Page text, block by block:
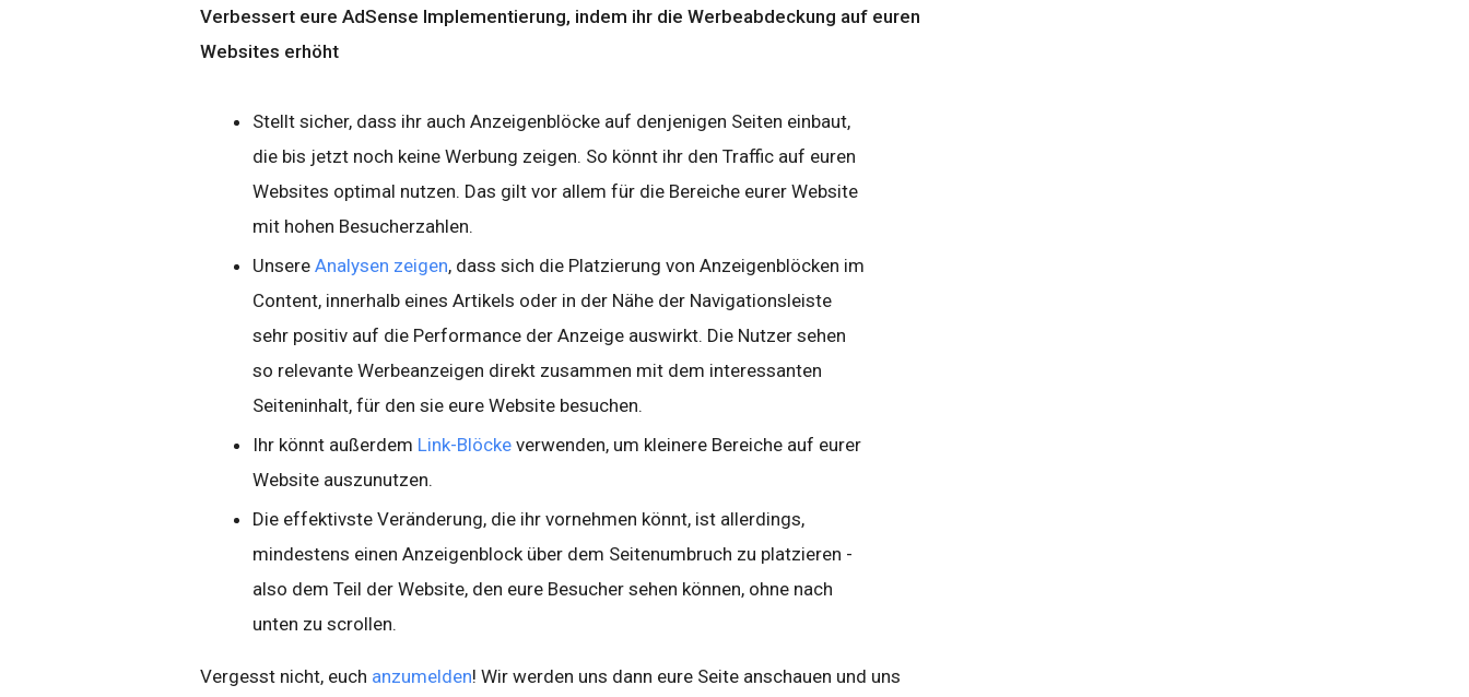
Verbessert eure AdSense Implementierung, indem ihr die Werbeabdeckung auf euren
Websites erhöht
Stellt sicher, dass ihr auch Anzeigenblöcke auf denjenigen Seiten einbaut,
die bis jetzt noch keine Werbung zeigen. So könnt ihr den Traffic auf euren
Websites optimal nutzen. Das gilt vor allem für die Bereiche eurer Website
mit hohen Besucherzahlen.
Unsere Analysen zeigen, dass sich die Platzierung von Anzeigenblöcken im
Content, innerhalb eines Artikels oder in der Nähe der Navigationsleiste
sehr positiv auf die Performance der Anzeige auswirkt. Die Nutzer sehen
so relevante Werbeanzeigen direkt zusammen mit dem interessanten
Seiteninhalt, für den sie eure Website besuchen.
Ihr könnt außerdem Link-Blöcke verwenden, um kleinere Bereiche auf eurer
Website auszunutzen.
Die effektivste Veränderung, die ihr vornehmen könnt, ist allerdings,
mindestens einen Anzeigenblock über dem Seitenumbruch zu platzieren -
also dem Teil der Website, den eure Besucher sehen können, ohne nach
unten zu scrollen.
Vergesst nicht, euch anzumelden! Wir werden uns dann eure Seite anschauen und uns